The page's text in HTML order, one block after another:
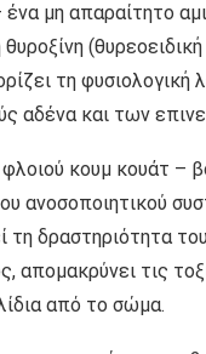
ένα μη απαραίτητο
τη φυσιολογική
αδένα και των
φλοιού κουμ κουάτ –
ανοσοποιητικού
τη δραστηριότητα
απομακρύνει τις
από το σώμα.